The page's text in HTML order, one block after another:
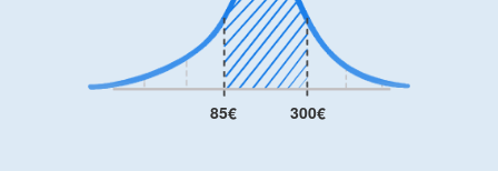
85€ 300€